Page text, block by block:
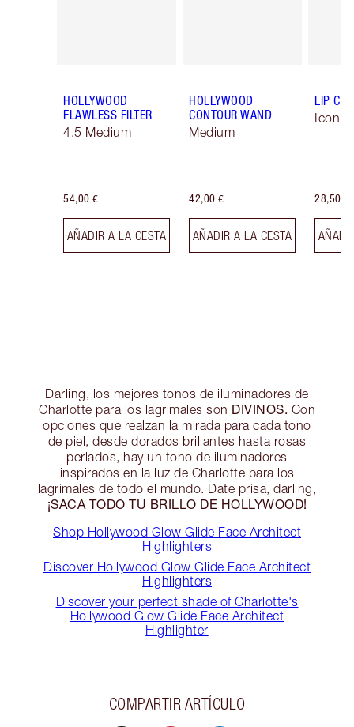
HOLLYWOOD
FLAWLESS FILTER
4.5 Medium
54,00 €
AÑADIR A LA CESTA
HOLLYWOOD
CONTOUR WAND
Medium
42,00 €
AÑADIR A LA CESTA
LIP
Icon
28,50 €
Darling, los mejores tonos de iluminadores de
Charlotte para los lagrimales son DIVINOS. Con
opciones que realzan la mirada para cada tono
de piel, desde dorados brillantes hasta rosas
perlados, hay un tono de iluminadores
inspirados en la luz de Charlotte para los
lagrimales de todo el mundo. Date prisa, darling,
¡SACA TODO TU BRILLO DE HOLLYWOOD!
Shop Hollywood Glow Glide Face Architect
Highlighters
Discover Hollywood Glow Glide Face Architect
Highlighters
Discover your perfect shade of Charlotte's
Hollywood Glow Glide Face Architect
Highlighter
COMPARTIR ARTÍCULO